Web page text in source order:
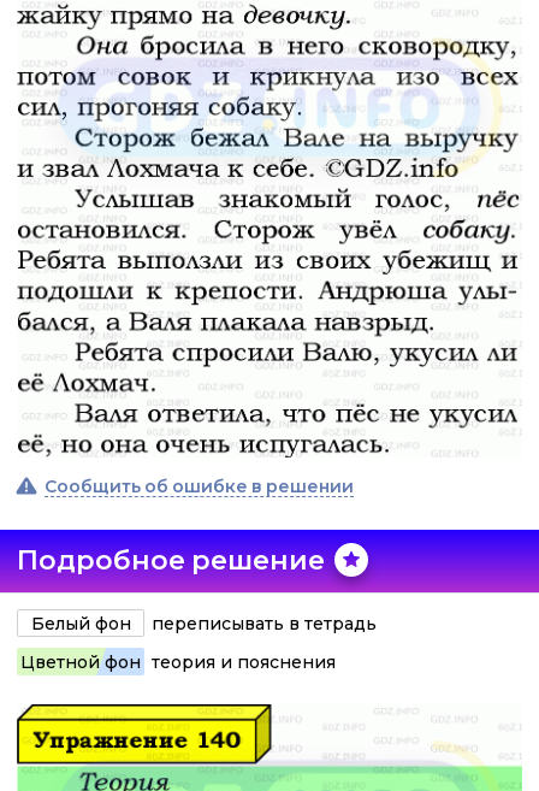
Сообщить об ошибке в решении
Подробное решение
Белый фон
переписывать в тетрадь
Цветной фон теория и пояснения